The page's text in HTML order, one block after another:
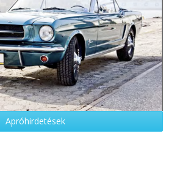
Apróhirdetések